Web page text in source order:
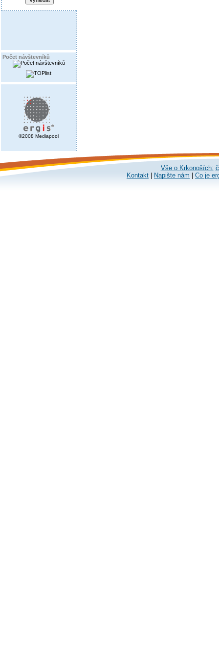
Počet návštevníků
©2008 Mediapool
Vše o Krkonoších:
Kontakt
Napište nám Co je